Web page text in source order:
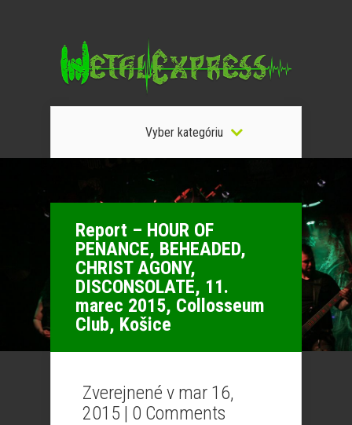
Vyber kategóriu
Report – HOUR OF
PENANCE, BEHEADED,
CHRIST AGONY,
DISCONSOLATE, 11.
marec 2015, Collosseum
Club, Košice
Zverejnené v mar 16,
2015 | 0 Comments